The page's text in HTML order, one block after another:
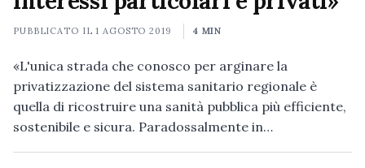
PUBBLICATO IL1 AGOSTO 2019 4 MIN
«L'unica strada che conosco per arginare la
privatizzazione del sistema sanitario regionale è
quella di ricostruire una sanità pubblica più efficiente,
sostenibile e sicura. Paradossalmente in…